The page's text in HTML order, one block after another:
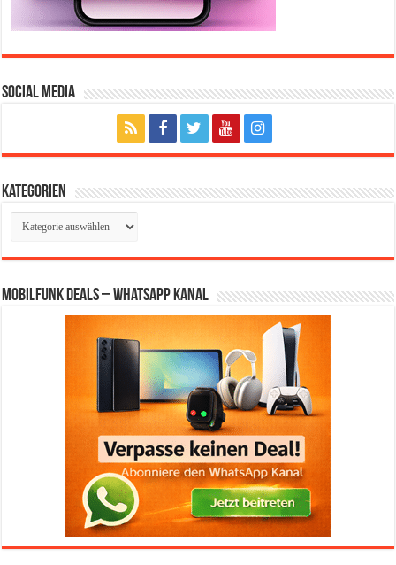
Social Media
Kategorien
Kategorien
Mobilfunk Deals – WhatsApp Kanal